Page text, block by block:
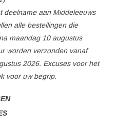
deelname aan Middeleeuws
alle bestellingen die
maandag 10 augustus
worden verzonden vanaf
2026. Excuses voor het
voor uw begrip.